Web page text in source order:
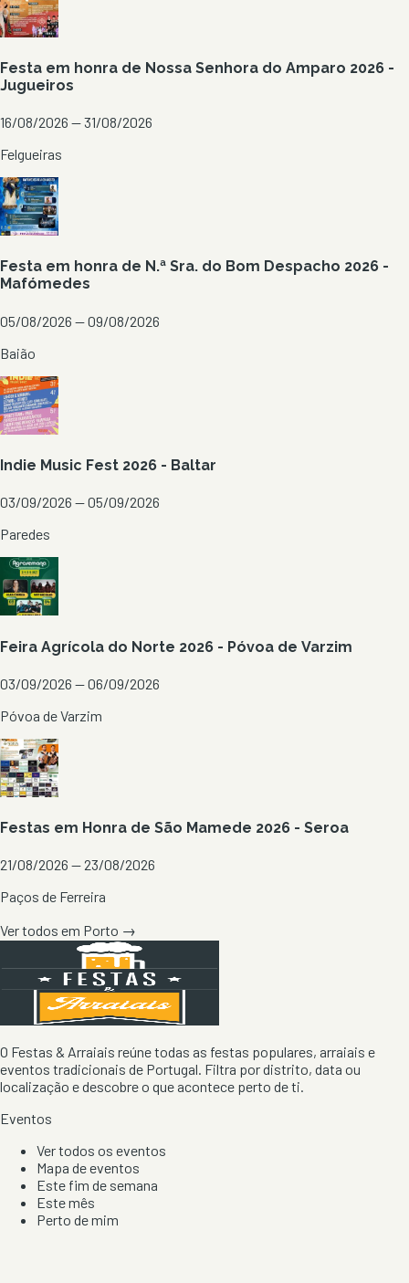
Festa em honra de Nossa Senhora do Amparo 2026 -
Jugueiros
16/08/2026 — 31/08/2026
Felgueiras
Festa em honra de N.ª Sra. do Bom Despacho 2026 -
Mafómedes
05/08/2026 — 09/08/2026
Baião
Indie Music Fest 2026 - Baltar
03/09/2026 — 05/09/2026
Paredes
Feira Agrícola do Norte 2026 - Póvoa de Varzim
03/09/2026 — 06/09/2026
Póvoa de Varzim
Festas em Honra de São Mamede 2026 - Seroa
21/08/2026 — 23/08/2026
Paços de Ferreira
Ver todos em Porto →
O Festas & Arraiais reúne todas as festas populares, arraiais e
eventos tradicionais de Portugal. Filtra por distrito, data ou
localização e descobre o que acontece perto de ti.
Eventos
Ver todos os eventos
Mapa de eventos
Este fim de semana
Este mês
Perto de mim